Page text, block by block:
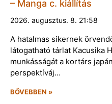
– Manga c. kiállítás
2026. augusztus. 8. 21:58
A hatalmas sikernek
látogatható tárlat Kacusika
munkásságát a kortárs
perspektíváj…
BŐVEBBEN »